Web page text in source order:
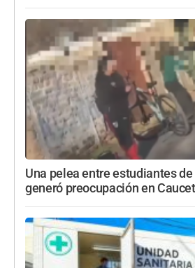
Una pelea entre estudiantes
generó preocupación en